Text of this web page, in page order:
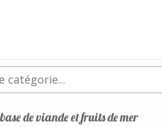
de viande et fruits de mer